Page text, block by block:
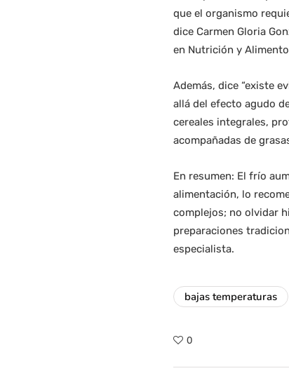
que el organismo
dice Carmen Gloria
en Nutrición y
Además, dice “existe
allá del efecto agudo
cereales integrales,
acompañadas de
En resumen: El frío
alimentación, lo
complejos; no olvidar
preparaciones
especialista.
bajas temperaturas
0